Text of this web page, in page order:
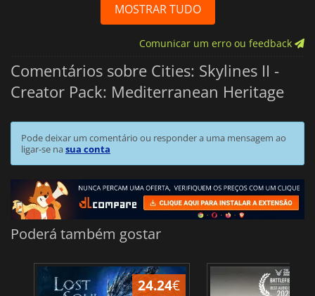
MOSTRAR TUDO
Comunicar um erro ou feedback
Comentários sobre Cities: Skylines II -
Creator Pack: Mediterranean Heritage
Pode deixar um comentário ou responder a uma mensagem ao
ligar-se nasua conta
Poderá também gostar
24.24€